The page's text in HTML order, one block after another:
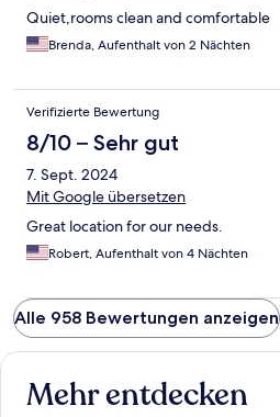
Quiet,rooms clean and comfortable
Brenda, Aufenthalt von 2 Nächten
Verifizierte Bewertung
8/10 – Sehr gut
7. Sept. 2024
Mit Google übersetzen
Great location for our needs.
Robert, Aufenthalt von 4 Nächten
Alle 958 Bewertungen anzeigen
Mehr entdecken